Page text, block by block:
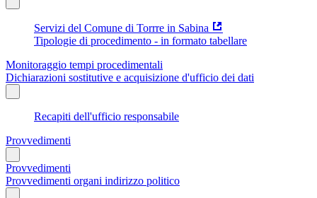
Servizi del Comune di Torrre in Sabina
Tipologie di procedimento - in formato tabellare
Monitoraggio tempi procedimentali
Dichiarazioni sostitutive e acquisizione d'ufficio dei dati
Recapiti dell'ufficio responsabile
Provvedimenti
Provvedimenti
Provvedimenti organi indirizzo politico